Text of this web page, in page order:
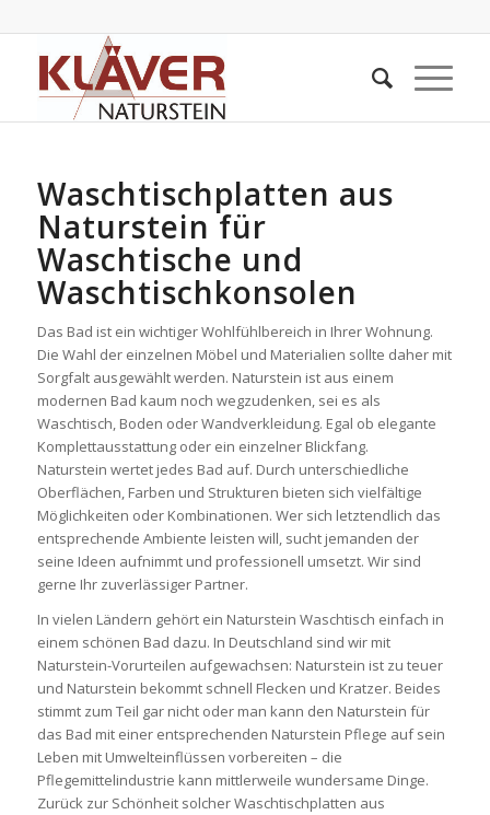
Waschtischplatten aus
Naturstein für
Waschtische und
Waschtischkonsolen
Das Bad ist ein wichtiger Wohlfühlbereich in Ihrer Wohnung.
Die Wahl der einzelnen Möbel und Materialien sollte daher mit
Sorgfalt ausgewählt werden. Naturstein ist aus einem
modernen Bad kaum noch wegzudenken, sei es als
Waschtisch, Boden oder Wandverkleidung. Egal ob elegante
Komplettausstattung oder ein einzelner Blickfang.
Naturstein wertet jedes Bad auf. Durch unterschiedliche
Oberflächen, Farben und Strukturen bieten sich vielfältige
Möglichkeiten oder Kombinationen. Wer sich letztendlich das
entsprechende Ambiente leisten will, sucht jemanden der
seine Ideen aufnimmt und professionell umsetzt. Wir sind
gerne Ihr zuverlässiger Partner.
In vielen Ländern gehört ein Naturstein Waschtisch einfach in
einem schönen Bad dazu. In Deutschland sind wir mit
Naturstein-Vorurteilen aufgewachsen: Naturstein ist zu teuer
und Naturstein bekommt schnell Flecken und Kratzer. Beides
stimmt zum Teil gar nicht oder man kann den Naturstein für
das Bad mit einer entsprechenden Naturstein Pflege auf sein
Leben mit Umwelteinflüssen vorbereiten – die
Pflegemittelindustrie kann mittlerweile wundersame Dinge.
Zurück zur Schönheit solcher Waschtischplatten aus